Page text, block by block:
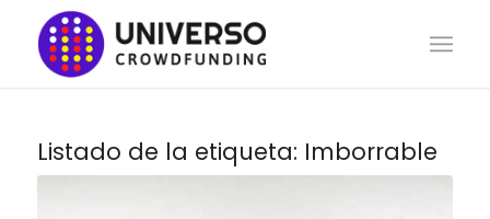
Listado de la etiqueta: Imborrable